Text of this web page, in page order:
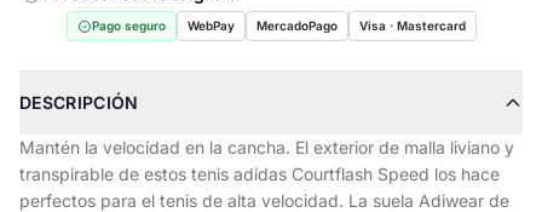
Pago seguro WebPay MercadoPago Visa · Mastercard
DESCRIPCIÓN
Mantén la velocidad en la cancha. El exterior de malla liviano y
transpirable de estos tenis adidas Courtflash Speed los hace
perfectos para el tenis de alta velocidad. La suela Adiwear de